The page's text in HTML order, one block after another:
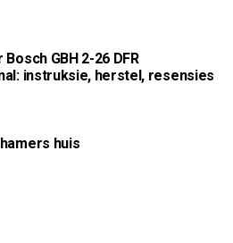
GBH 2-26 DFR
instruksie, herstel, resensies
huis